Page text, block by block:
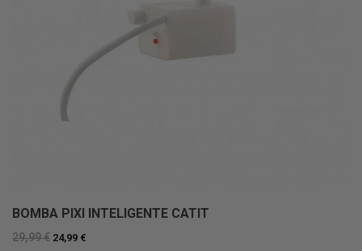
BOMBA PIXI INTELIGENTE CATIT
29,99 € 24,99 €